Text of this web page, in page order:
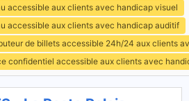
accessible aux clients avec handicap visuel
accessible aux clients avec handicap auditif
de billets accessible 24h/24 aux clients
confidentiel accessible aux clients avec